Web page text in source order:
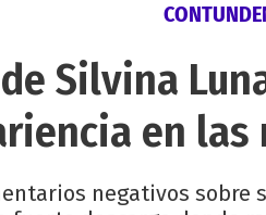
Silvina
en las
negativos sobre